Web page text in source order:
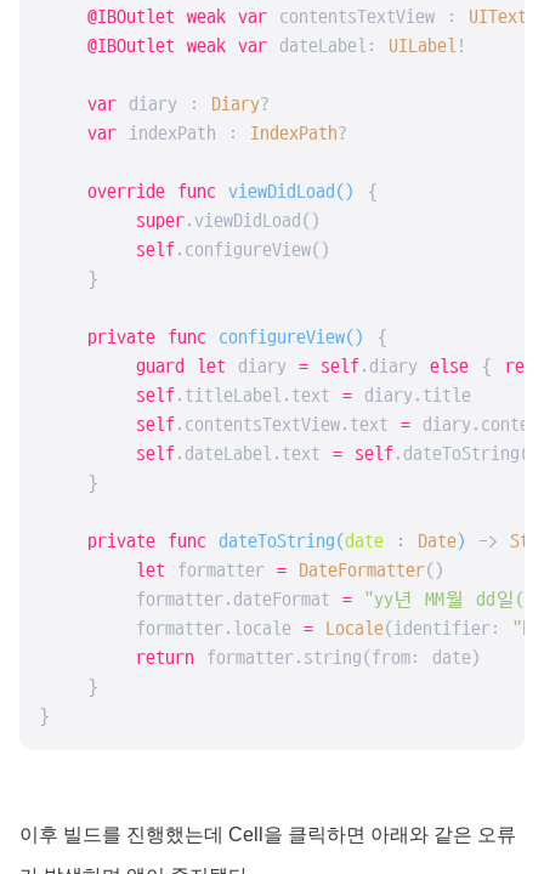
@IBOutlet
weak var contentsTextView :
@IBOutlet
weak var dateLabel: UILabel !
var diary : Diary?
var indexPath : IndexPath?
override func viewDidLoad()
{
super.viewDidLoad()
self.configureView()
    }
private func configureView()
{
guard
let diary = self.diary else {
self.titleLabel.text = diary.title
self.contentsTextView.text =
self.dateLabel.text = self
    }
private func dateToString(date : Date) ->
let formatter = DateFormatter()
        formatter.dateFormat
=
"yy년 MM월 dd일
        formatter.locale
= Locale(identifier:
return formatter.string(from: date)
    }
}
이후 빌드를 진행했는데 Cell을 클릭하면 아래와 같은 오류